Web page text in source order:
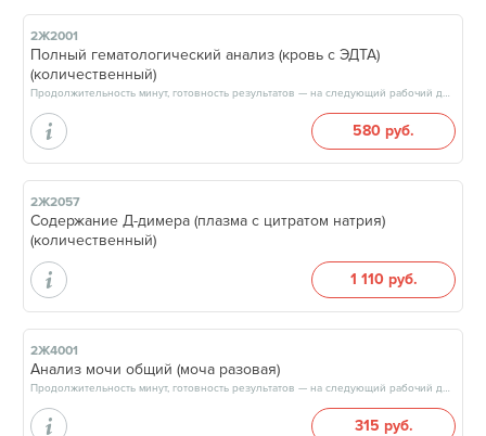
2Ж2001
Полный гематологический анализ (кровь с ЭДТА)
(количественный)
Продолжительность минут, готовность результатов — на следующий рабочий день, после 17:00
580 руб.
2Ж2057
Содержание Д-димера (плазма с цитратом натрия)
(количественный)
1 110 руб.
2Ж4001
Анализ мочи общий (моча разовая)
Продолжительность минут, готовность результатов — на следующий рабочий день, после 13:00
315 руб.